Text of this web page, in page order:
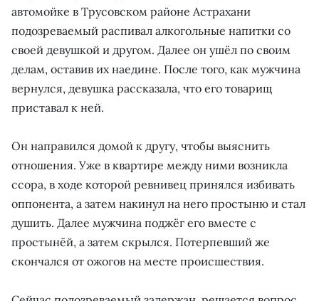
автомойке в Трусовском районе Астрахани
подозреваемый распивал алкогольные напитки со
своей девушкой и другом. Далее он ушёл по своим
делам, оставив их наедине. После того, как мужчина
вернулся, девушка рассказала, что его товарищ
приставал к ней.
Он направился домой к другу, чтобы выяснить
отношения. Уже в квартире между ними возникла
ссора, в ходе которой ревнивец принялся избивать
оппонента, а затем накинул на него простыню и стал
душить. Далее мужчина поджёг его вместе с
простынёй, а затем скрылся. Потерпевший же
скончался от ожогов на месте происшествия.